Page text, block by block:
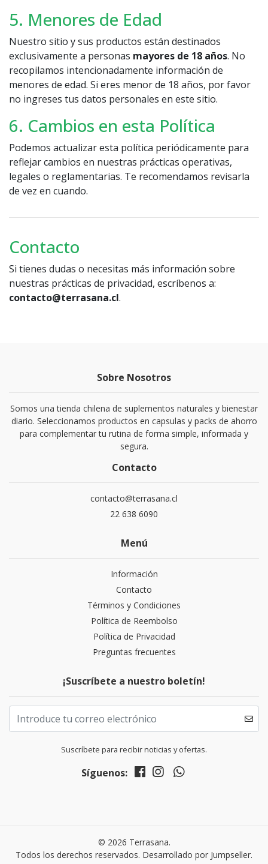
5. Menores de Edad
Nuestro sitio y sus productos están destinados
exclusivamente a personas mayores de 18 años. No
recopilamos intencionadamente información de
menores de edad. Si eres menor de 18 años, por favor
no ingreses tus datos personales en este sitio.
6. Cambios en esta Política
Podemos actualizar esta política periódicamente para
reflejar cambios en nuestras prácticas operativas,
legales o reglamentarias. Te recomendamos revisarla
de vez en cuando.
Contacto
Si tienes dudas o necesitas más información sobre
nuestras prácticas de privacidad, escríbenos a:
contacto@terrasana.cl.
Sobre Nosotros
Somos una tienda chilena de suplementos naturales y bienestar
diario. Seleccionamos productos en capsulas y packs de ahorro
para complementar tu rutina de forma simple, informada y
segura.
Contacto
contacto@terrasana.cl
22 638 6090
Menú
Información
Contacto
Términos y Condiciones
Política de Reembolso
Política de Privacidad
Preguntas frecuentes
¡Suscríbete a nuestro boletín!
Suscríbete para recibir noticias y ofertas.
Síguenos:
© 2026 Terrasana.
Todos los derechos reservados. Desarrollado por Jumpseller.